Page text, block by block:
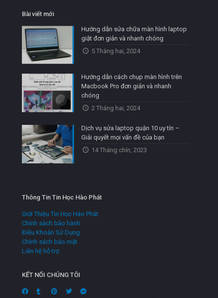
Bài viết mới
Hướng dẫn sửa chữa màn hình laptop
giật đơn giản và nhanh chóng
5 Tháng hai, 2024
Hướng dẫn cách chụp màn hình trên
Macbook Pro đơn giản và nhanh
chóng
2 Tháng hai, 2024
Dịch vụ sửa laptop quận 10 uy tín –
Giải quyết mọi vấn đề của bạn
14 Tháng chín, 2023
Thông Tin Tin Học Hào Phát
Giới Thiệu Tin Học Hào Phát
Chính sách bảo hành
Điều Khoản Sử Dụng
Chính sách bảo mật
Liên hệ hỗ trợ
KẾT NỐI CHÚNG TÔI